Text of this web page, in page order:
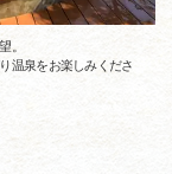
。
温泉をお楽しみくださ